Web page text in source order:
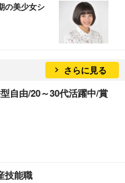
の美少女シ
さらに見る
自由/20～30代活躍中/賞
技能職